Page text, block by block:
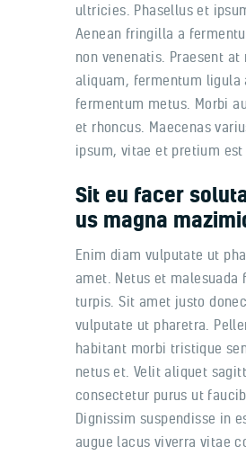
ultricies. Phasellus et
Aenean fringilla a
non venenatis. Praesent at
aliquam, fermentum ligula
fermentum metus. Morbi
et rhoncus. Maecenas
ipsum, vitae et pretium
Sit eu facer
us magna
Enim diam vulputate ut
amet. Netus et malesuada
turpis. Sit amet justo
vulputate ut pharetra.
habitant morbi tristique
netus et. Velit aliquet
consectetur purus ut
Dignissim suspendisse in
augue lacus viverra vitae